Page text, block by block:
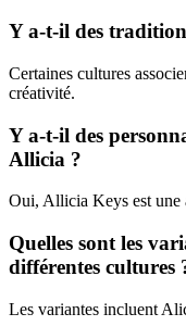
Y a-t-il des
Certaines cultures
créativité.
Y a-t-il des
Allicia ?
Oui, Allicia Keys est une
Quelles sont les
différentes cultures
Les variantes incluent